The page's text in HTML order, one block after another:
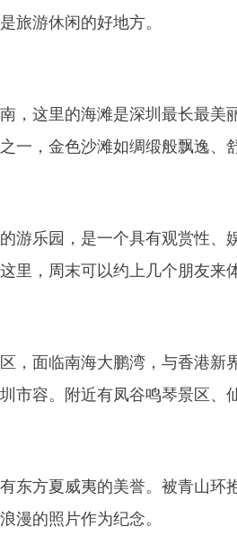
旅游休闲的好地方。
，这里的海滩是深圳最长最美
一，金色沙滩如绸缎般飘逸、
游乐园，是一个具有观赏性、
里，周末可以约上几个朋友来
，面临南海大鹏湾，与香港新
市容。附近有凤谷鸣琴景区、
东方夏威夷的美誉。被青山环
漫的照片作为纪念。